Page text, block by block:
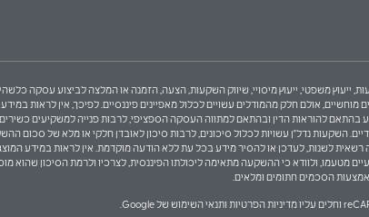
ייעוץ משפטי, ייעוץ מיסויי, שיווק השקעות, הצעה, הזמנה או המלצה לביצוע עסקה
אולם חלק מהמודלים עשויים לכלול מאפיינים פיננסיים. לפיכך, אין לראות במידע
תבוצע בהתאם להוראות הדין ובהתאם למתווה העסקה הספציפי, לרבות פנייה למשקיעים
השקעות נדל"ן עשויות לכלול סיכונים, לרבות סיכון לאובדן חלקי או מלא של סכום
רשאית לשנות, לעדכן או להסיר מידע בכל עת ללא הודעה מוקדמת. אין לראות במידע
מטעמו, ולוודא כי ההשקעה מתאימה ליכולתו הפיננסית, לצרכיו ולרמת הסיכון שהוא
הסכמים חתומים ומלאים.
מדיניות הפרטיות ותנאי השימוש של Google.